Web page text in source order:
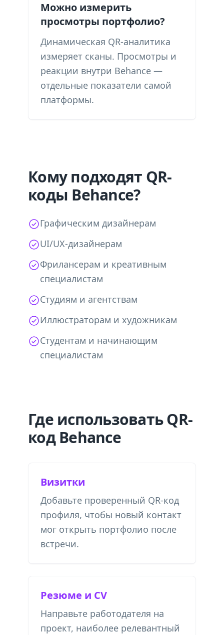
Можно измерить
просмотры портфолио?
Динамическая QR-аналитика
измеряет сканы. Просмотры и
реакции внутри Behance —
отдельные показатели самой
платформы.
Кому подходят QR-
коды Behance?
Графическим дизайнерам
UI/UX-дизайнерам
Фрилансерам и креативным
специалистам
Студиям и агентствам
Иллюстраторам и художникам
Студентам и начинающим
специалистам
Где использовать QR-
код Behance
Визитки
Добавьте проверенный QR-код
профиля, чтобы новый контакт
мог открыть портфолио после
встречи.
Резюме и CV
Направьте работодателя на
проект, наиболее релевантный